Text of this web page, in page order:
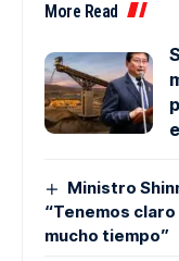
More Read
Ministro
“Tenemos
mucho tiempo”